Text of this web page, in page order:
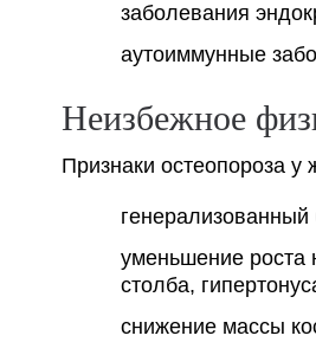
заболевания
аутоиммунные
Неизбежное
Признаки остеопороза
уменьшение роста
столба,
снижение массы